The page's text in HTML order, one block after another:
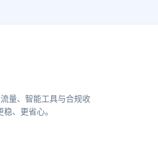
量、智能工具与合规收
、更省心。